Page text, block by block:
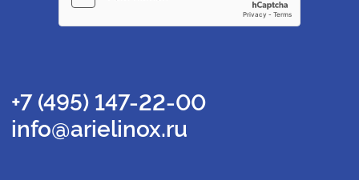
+7 (495) 147-22-00
info@arielinox.ru